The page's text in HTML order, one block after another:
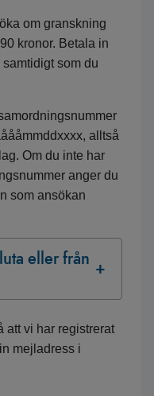
om granskning
kronor. Betala in
som du
alltså
Om du inte har
anger du
som ansökan
eller från
att vi har registrerat
mejladress i